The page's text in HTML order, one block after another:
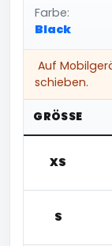
Farbe:
Black
Auf
schieben.
GRÖSSE
XS
S